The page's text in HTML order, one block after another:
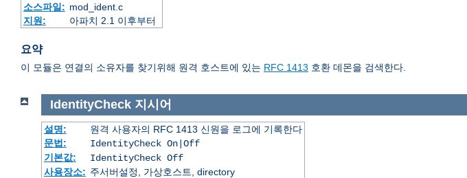
소스파일: mod_ident.c
지원:
아파치 2.1 이후부터
요약
이 모듈은 연결의 소유자를 찾기위해 원격 호스트에 있는 RFC 1413 호환 데몬을 검색한다.
IdentityCheck 지시어
설명:
원격 사용자의 RFC 1413 신원을 로그에 기록한다
문법:
IdentityCheck On|Off
기본값:
IdentityCheck Off
사용장소: 주서버설정, 가상호스트, directory